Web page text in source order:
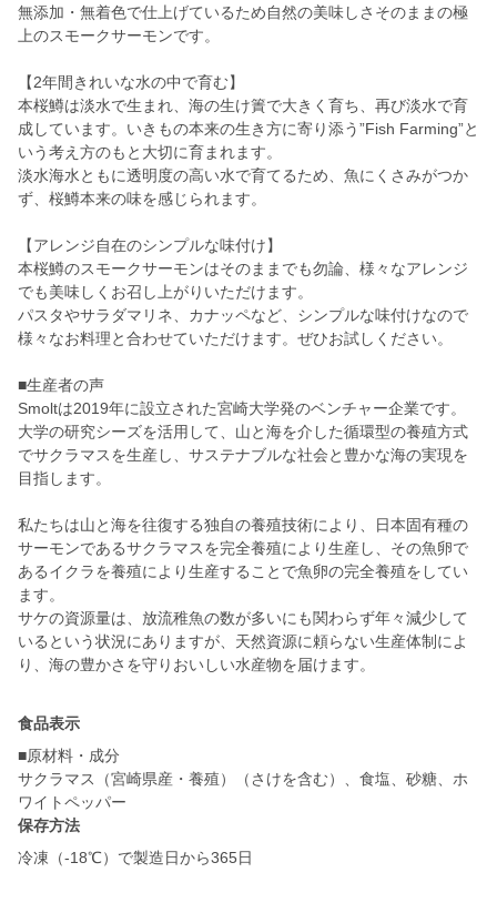
無添加・無着色で仕上げているため自然の美味しさそのままの極
上のスモークサーモンです。
【2年間きれいな水の中で育む】
本桜鱒は淡水で生まれ、海の生け簀で大きく育ち、再び淡水で育
成しています。いきもの本来の生き方に寄り添う”Fish Farming”と
いう考え方のもと大切に育まれます。
淡水海水ともに透明度の高い水で育てるため、魚にくさみがつか
ず、桜鱒本来の味を感じられます。
【アレンジ自在のシンプルな味付け】
本桜鱒のスモークサーモンはそのままでも勿論、様々なアレンジ
でも美味しくお召し上がりいただけます。
パスタやサラダマリネ、カナッペなど、シンプルな味付けなので
様々なお料理と合わせていただけます。ぜひお試しください。
■生産者の声
Smoltは2019年に設立された宮崎大学発のベンチャー企業です。
大学の研究シーズを活用して、山と海を介した循環型の養殖方式
でサクラマスを生産し、サステナブルな社会と豊かな海の実現を
目指します。
私たちは山と海を往復する独自の養殖技術により、日本固有種の
サーモンであるサクラマスを完全養殖により生産し、その魚卵で
あるイクラを養殖により生産することで魚卵の完全養殖をしてい
ます。
サケの資源量は、放流稚魚の数が多いにも関わらず年々減少して
いるという状況にありますが、天然資源に頼らない生産体制によ
り、海の豊かさを守りおいしい水産物を届けます。
食品表示
■原材料・成分
サクラマス（宮崎県産・養殖）（さけを含む）、食塩、砂糖、ホ
ワイトペッパー
保存方法
冷凍（‐18℃）で製造日から365日